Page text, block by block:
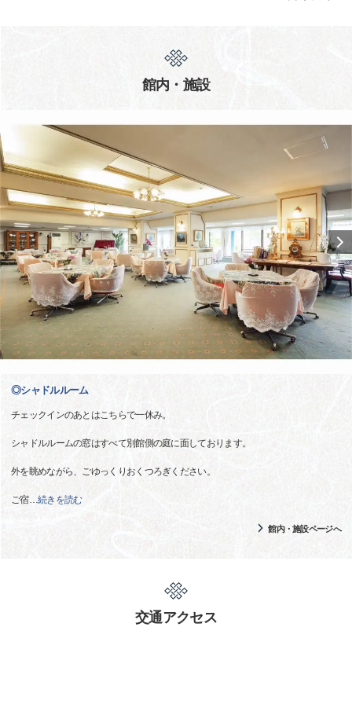
館内・施設
◎シャドルルーム
チェックインのあとはこちらで一休み。
シャドルルームの窓はすべて別館側の庭に面しております。
外を眺めながら、ごゆっくりおくつろぎください。
ご宿… 続きを読む
館内・施設ページへ
交通アクセス